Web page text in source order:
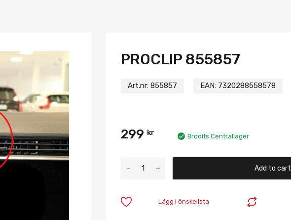
PROCLIP 855857
Art.nr: 855857 EAN: 7320288558578
299 kr Brodits Centrallager
Add to cart
Lägg i önskelista